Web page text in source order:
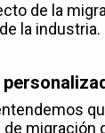
de la
la industria.
de migración